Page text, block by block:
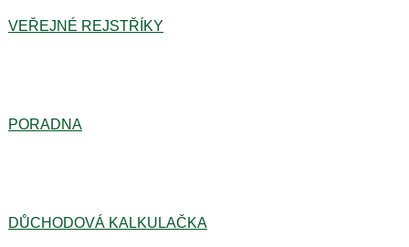
VEŘEJNÉ REJSTŘÍKY
PORADNA
DŮCHODOVÁ KALKULAČKA